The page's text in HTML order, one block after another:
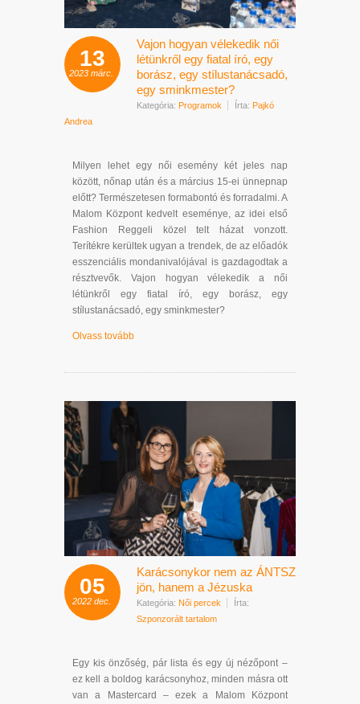
13
2023 márc.
Vajon hogyan vélekedik női
létünkről egy fiatal író, egy
borász, egy stílustanácsadó,
egy sminkmester?
Kategória: Programok Írta: Pajkó
Andrea
Milyen lehet egy női esemény két jeles nap
között, nőnap után és a március 15-ei ünnepnap
előtt? Természetesen formabontó és forradalmi. A
Malom Központ kedvelt eseménye, az idei első
Fashion Reggeli közel telt házat vonzott.
Terítékre kerültek ugyan a trendek, de az előadók
esszenciális mondanivalójával is gazdagodtak a
résztvevők. Vajon hogyan vélekedik a női
létünkről egy fiatal író, egy borász, egy
stílustanácsadó, egy sminkmester?
Olvass tovább
05
2022 dec.
Karácsonykor nem az ÁNTSZ
jön, hanem a Jézuska
Kategória: Női percek
Írta:
Szponzorált tartalom
Egy kis önzőség, pár lista és egy új nézőpont –
ez kell a boldog karácsonyhoz, minden másra ott
van a Mastercard – ezek a Malom Központ